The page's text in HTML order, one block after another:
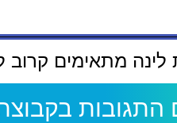
לינה מתאימים קרוב
התגובות